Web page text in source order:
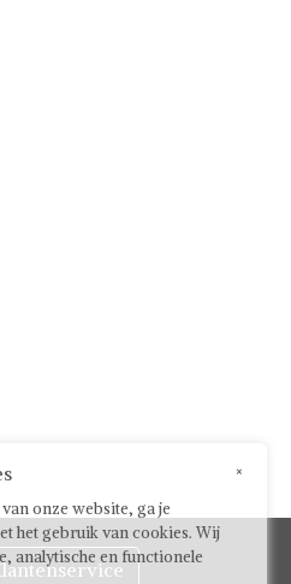
×
onze website, ga je
het gebruik van cookies. Wij
analytische en functionele